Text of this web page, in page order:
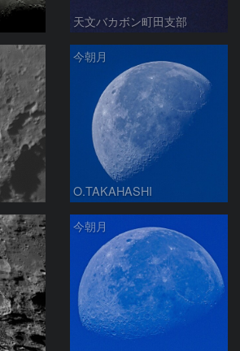
天文バカボン町田支部
今朝月
O.TAKAHASHI
今朝月